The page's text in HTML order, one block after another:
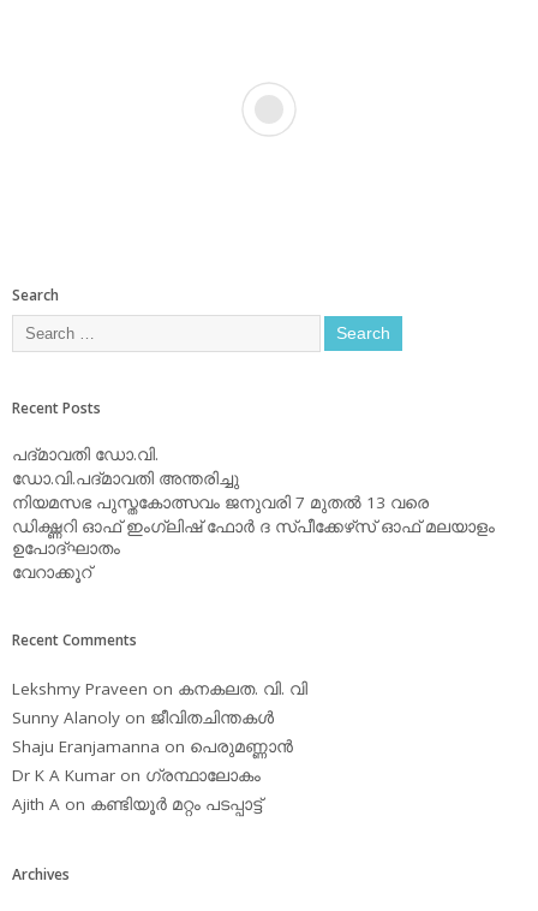
Search
Recent Posts
പദ്മാവതി ഡോ.വി.
ഡോ.വി.പദ്മാവതി അന്തരിച്ചു
നിയമസഭ പുസ്തകോത്സവം ജനുവരി 7 മുതല്‍ 13 വരെ
ഡിക്ഷ്ണറി ഓഫ് ഇംഗ്ലിഷ് ഫോര്‍ ദ സ്പീക്കേഴ്‌സ് ഓഫ് മലയാളം
ഉപോദ്ഘാതം
വേറാക്കൂറ്
Recent Comments
Lekshmy Praveen on കനകലത. വി. വി
Sunny Alanoly on ജീവിതചിന്തകള്‍
Shaju Eranjamanna on പെരുമണ്ണാന്‍
Dr K A Kumar on ഗ്രന്ഥാലോകം
Ajith A on കണ്ടിയൂര്‍ മറ്റം പടപ്പാട്ട്‌
Archives